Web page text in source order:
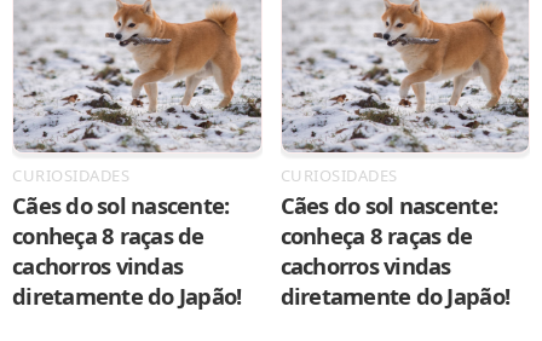
CURIOSIDADES
Cães do sol nascente:
conheça 8 raças de
cachorros vindas
diretamente do Japão!
CURIOSIDADES
Cães do sol nascente:
conheça 8 raças de
cachorros vindas
diretamente do Japão!